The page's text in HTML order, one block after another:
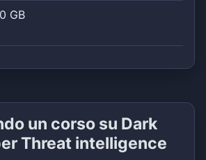
0 GB
un corso su Dark
Threat intelligence